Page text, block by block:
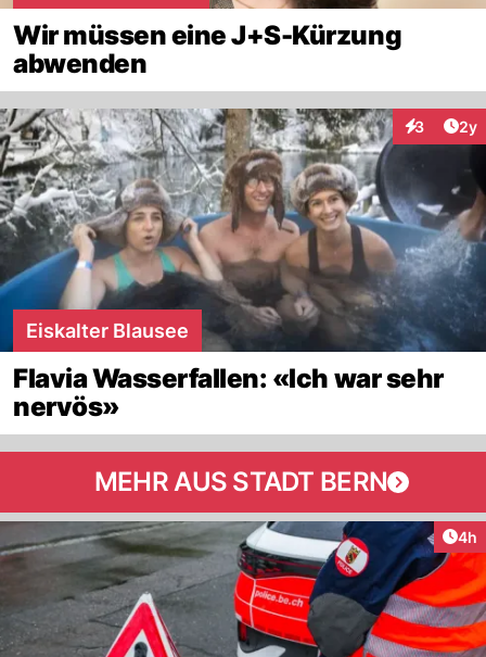
Wir müssen eine J+S-Kürzung
abwenden
3 2y
Eiskalter Blausee
Flavia Wasserfallen: «Ich war sehr
nervös»
MEHR AUS STADT BERN
4h